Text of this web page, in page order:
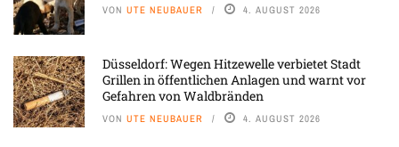
VON UTE NEUBAUER 4. AUGUST 2026
Düsseldorf: Wegen Hitzewelle verbietet Stadt
Grillen in öffentlichen Anlagen und warnt vor
Gefahren von Waldbränden
VON UTE NEUBAUER 4. AUGUST 2026